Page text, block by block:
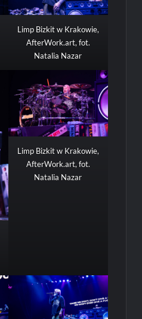
Limp Bizkit w Krakowie,
AfterWork.art, fot.
Natalia Nazar
Limp Bizkit w Krakowie,
AfterWork.art, fot.
Natalia Nazar